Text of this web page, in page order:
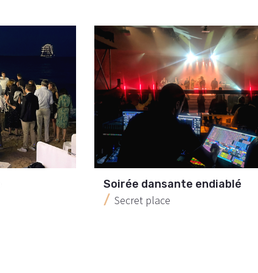
Soirée dansante endiablé
Secret place